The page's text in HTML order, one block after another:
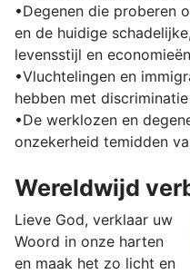
•Degenen die proberen
en de huidige
levensstijl en
•Vluchtelingen en
hebben met
•De werklozen en
onzekerheid temidden
Wereldwijd
Lieve God, verklaar uw
Woord in onze harten
en maak het zo licht en